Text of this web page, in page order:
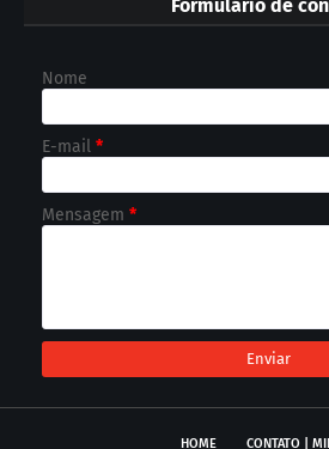
Formulário de
Nome
E-mail *
Mensagem *
HOME CONTATO |